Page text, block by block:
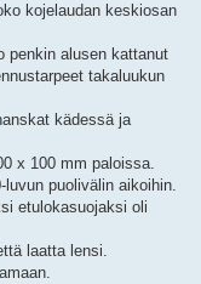
kojelaudan keskiosan
penkin alusen kattanut
takaluukun
kädessä ja
x 100 mm paloissa.
puolivälin aikoihin.
etulokasuojaksi oli
laatta lensi.